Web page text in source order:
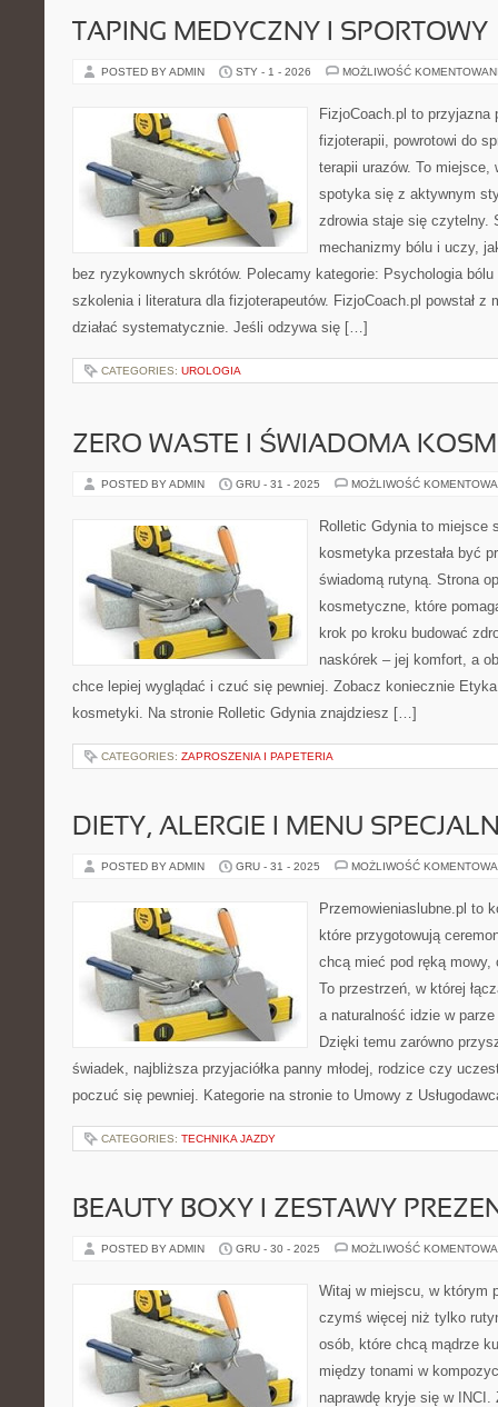
TAPING MEDYCZNY I SPORTOWY
POSTED BY ADMIN STY - 1 - 2026 MOŻLIWOŚĆ
FizjoCoach.pl to przyjazna
fizjoterapii, powrotowi do
terapii urazów. To miejsce,
spotyka się z aktywnym
zdrowia staje się czytelny.
mechanizmy bólu i uczy,
bez ryzykownych skrótów. Polecamy kategorie: Psychologia
szkolenia i literatura dla fizjoterapeutów. FizjoCoach.pl powstał z
działać systematycznie. Jeśli odzywa się […]
CATEGORIES: UROLOGIA
ZERO WASTE I ŚWIADOMA
POSTED BY ADMIN GRU - 31 - 2025 MOŻLIWOŚĆ
Rolletic Gdynia to miejsce
kosmetyka przestała być
świadomą rutyną. Strona
kosmetyczne, które
krok po kroku budować
naskórek – jej komfort, a
chce lepiej wyglądać i czuć się pewniej. Zobacz koniecznie
kosmetyki. Na stronie Rolletic Gdynia znajdziesz […]
CATEGORIES: ZAPROSZENIA I PAPETERIA
DIETY, ALERGIE I MENU
POSTED BY ADMIN GRU - 31 - 2025 MOŻLIWOŚĆ
Przemowieniaslubne.pl to
które przygotowują
chcą mieć pod ręką
To przestrzeń, w której
a naturalność idzie w
Dzięki temu zarówno
świadek, najbliższa przyjaciółka panny młodej, rodzice czy
poczuć się pewniej. Kategorie na stronie to Umowy z
CATEGORIES: TECHNIKA JAZDY
BEAUTY BOXY I ZESTAWY
POSTED BY ADMIN GRU - 30 - 2025 MOŻLIWOŚĆ
Witaj w miejscu, w którym
czymś więcej niż tylko
osób, które chcą mądrze
między tonami w
naprawdę kryje się w